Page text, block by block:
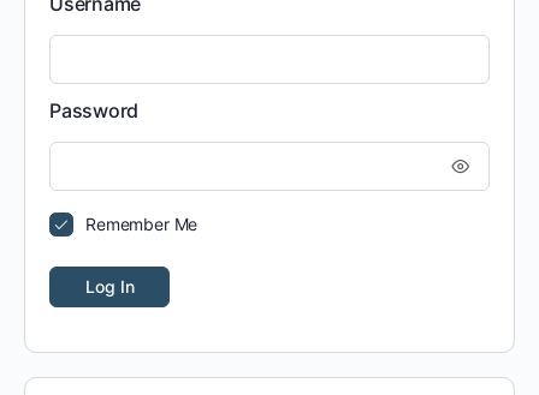
Password
Remember Me